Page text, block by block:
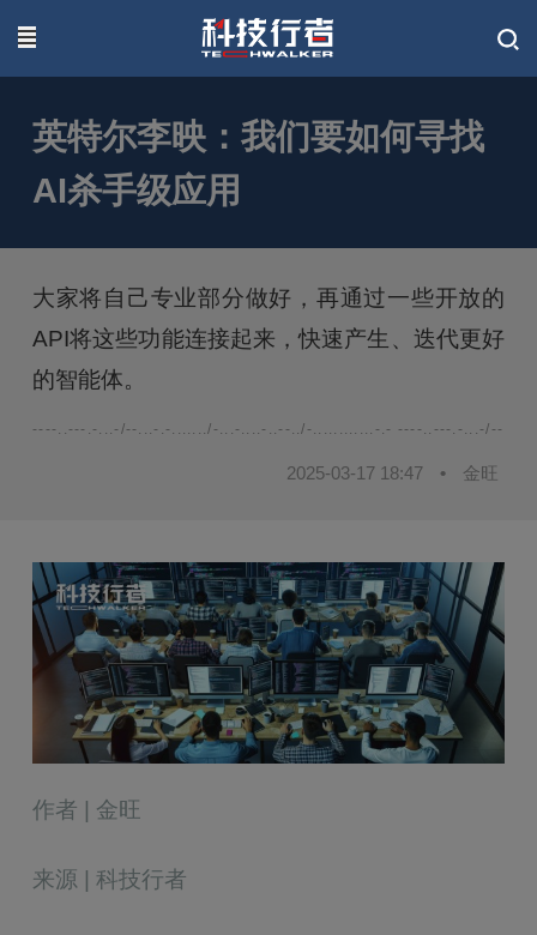
联系我们
英特尔李映：我们要如何寻找
AI杀手级应用
大家将自己专业部分做好，再通过一些开放的
API将这些功能连接起来，快速产生、迭代更好
的智能体。
----..---.-...-/--...-.-......./-...-....-..--../-............-.- ----..---.-...-/--
2025-03-17 18:47 • 金旺
作者 | 金旺
来源 | 科技行者